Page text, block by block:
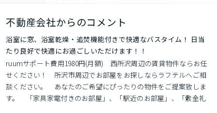
不動産会社からのコメント
浴室に窓、浴室乾燥・追焚機能付きで快適なバスタイム！ 日当
たり良好で快適にお過ごしいただけます！！
ruumサポート費用1980円(月額)　西所沢周辺の賃貸物件ならお任
せください！　所沢市周辺でお部屋をお探しならラフテルへご相
談ください。　あなたのご希望にぴったりの物件をご提案致しま
す。　「家具家電付きのお部屋」、「駅近のお部屋」、「敷金礼